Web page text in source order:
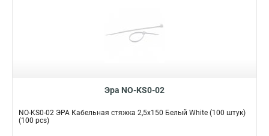
Эра NO-KS0-02
NO-KS0-02 ЭРА Кабельная стяжка 2,5х150 Белый White (100 штук)
(100 pcs)